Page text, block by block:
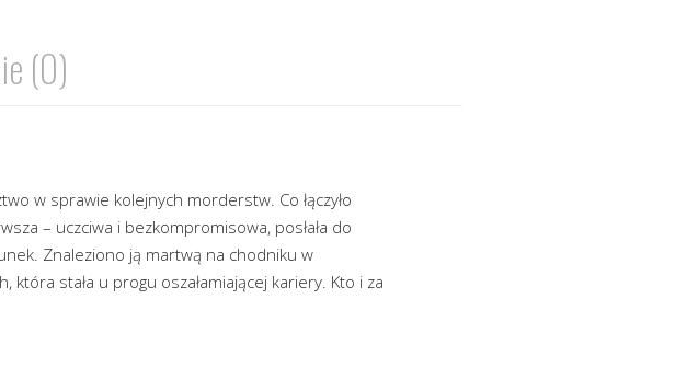
(0)
w sprawie kolejnych morderstw. Co łączyło
– uczciwa i bezkompromisowa, posłała do
Znaleziono ją martwą na chodniku w
stała u progu oszałamiającej kariery. Kto i za